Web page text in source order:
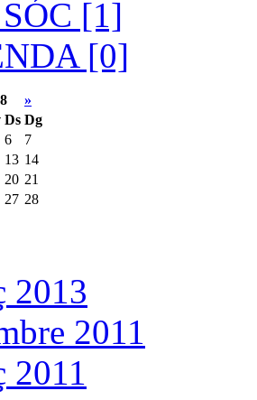
[1]
[0]
»
Ds Dg
6
7
13 14
20 21
27 28
2013
2011
2011